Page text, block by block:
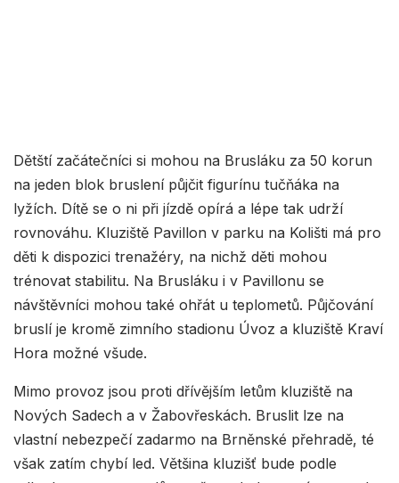
Dětští začátečníci si mohou na Brusláku za 50 korun
na jeden blok bruslení půjčit figurínu tučňáka na
lyžích. Dítě se o ni při jízdě opírá a lépe tak udrží
rovnováhu. Kluziště Pavillon v parku na Kolišti má pro
děti k dispozici trenažéry, na nichž děti mohou
trénovat stabilitu. Na Brusláku i v Pavillonu se
návštěvníci mohou také ohřát u teplometů. Půjčování
bruslí je kromě zimního stadionu Úvoz a kluziště Kraví
Hora možné všude.
Mimo provoz jsou proti dřívějším letům kluziště na
Nových Sadech a v Žabovřeskách. Bruslit lze na
vlastní nebezpečí zadarmo na Brněnské přehradě, té
však zatím chybí led. Většina kluzišť bude podle